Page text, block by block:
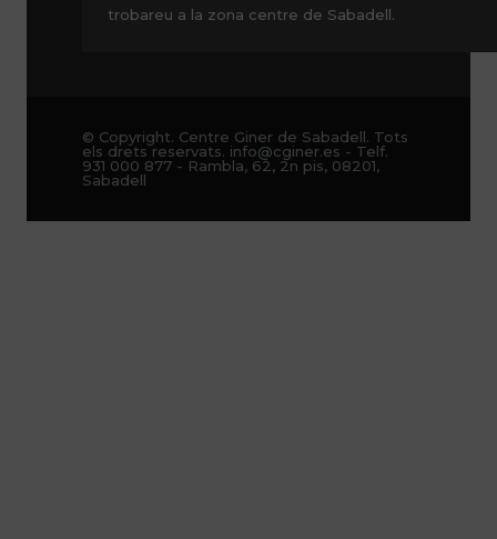
trobareu a la zona centre de Sabadell.
© Copyright. Centre Giner de Sabadell. Tots
els drets reservats. info@cginer.es - Telf.
931 000 877 - Rambla, 62, 2n pis, 08201,
Sabadell